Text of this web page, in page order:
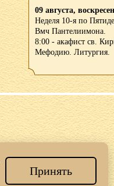
09 августа,
Неделя 10-я по
Вмч Пантелиимона.
8:00 - акафист св.
Мефодию. Литургия.
Принять